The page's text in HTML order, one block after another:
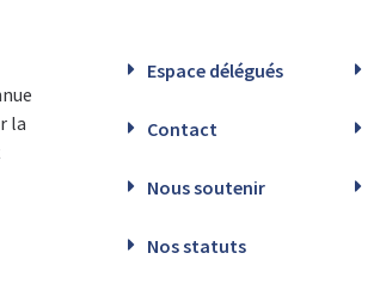
la
Espace délégués
Contact
Nous soutenir
Nos statuts